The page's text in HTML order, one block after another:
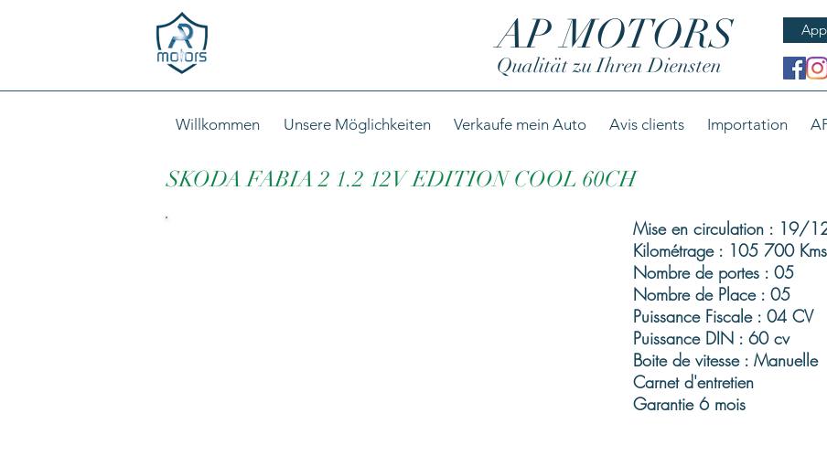
AP MOTORS
Qualität zu Ihren Diensten
Willkommen Unsere Möglichkeiten Verkaufe mein Auto Avis clients Importation
SKODA FABIA 2 1.2 12V EDITION COOL 60CH
Mise en circulation : 19/
Kilométrage : 105 700 Kms
Nombre de portes : 05
Nombre de Place : 05
Puissance Fiscale : 04 CV
Puissance DIN : 60 cv
Boite de vitesse : Manuelle
Carnet d'entretien
Garantie 6 mois